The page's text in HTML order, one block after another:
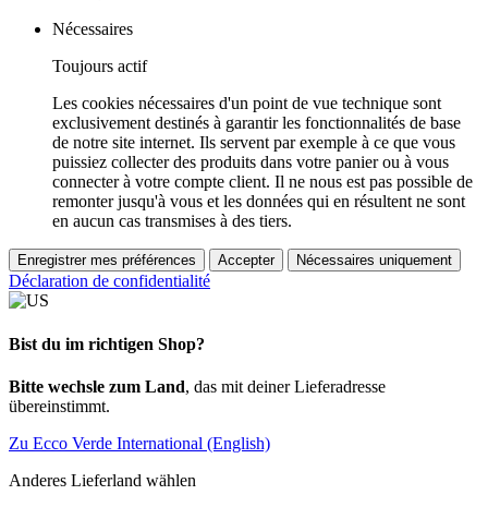
Nécessaires
Toujours actif
Les cookies nécessaires d'un point de vue technique sont
exclusivement destinés à garantir les fonctionnalités de base
de notre site internet. Ils servent par exemple à ce que vous
puissiez collecter des produits dans votre panier ou à vous
connecter à votre compte client. Il ne nous est pas possible de
remonter jusqu'à vous et les données qui en résultent ne sont
en aucun cas transmises à des tiers.
Enregistrer mes préférences Accepter Nécessaires uniquement
Déclaration de confidentialité
Bist du im richtigen Shop?
Bitte wechsle zum Land, das mit deiner Lieferadresse
übereinstimmt.
Zu Ecco Verde International (English)
Anderes Lieferland wählen